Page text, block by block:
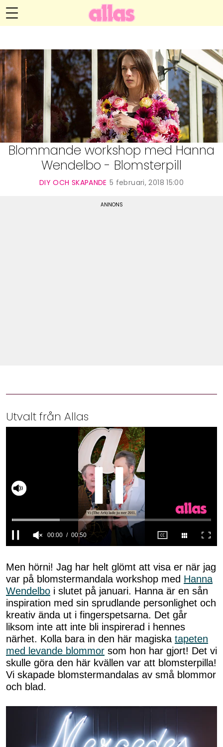
Hälsa
Relationer
Handarbete
Anna María Larssons blogg
Hem
Om Anna María
Kategorier
Arkiv
Kontakt
Blommande workshop med Hanna
Wendelbo - Blomsterpill
DIY OCH SKAPANDE 5 februari, 2018 15:00
Utvalt från Allas
of
50
seconds
Men hörni! Jag har helt glömt att visa er när jag
var på blomstermandala workshop med Hanna
Wendelbo i slutet på januari. Hanna är en sån
inspiration med sin sprudlande personlighet och
kreativ ända ut i fingerspetsarna. Det går
liksom inte att inte bli inspirerad i hennes
närhet. Kolla bara in den här magiska tapeten
med levande blommor som hon har gjort! Det vi
skulle göra den här kvällen var att blomsterpilla!
Vi skapade blomstermandalas av små blommor
och blad.